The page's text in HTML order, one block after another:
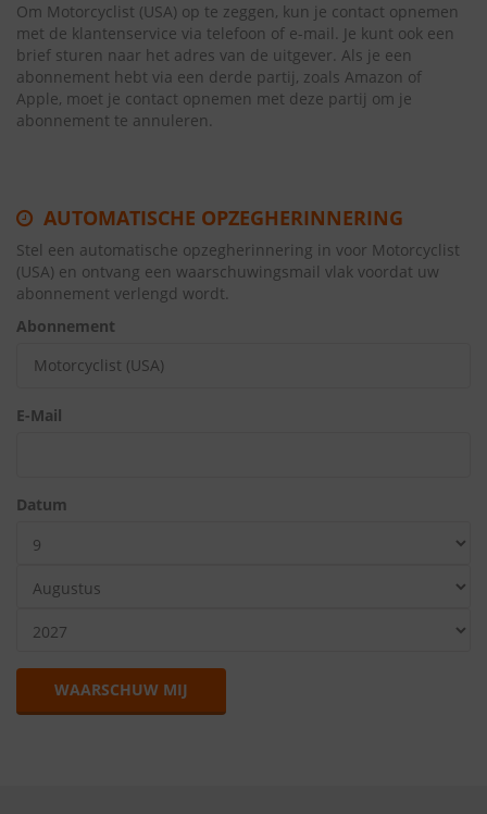
Om Motorcyclist (USA) op te zeggen, kun je contact opnemen
met de klantenservice via telefoon of e-mail. Je kunt ook een
brief sturen naar het adres van de uitgever. Als je een
abonnement hebt via een derde partij, zoals Amazon of
Apple, moet je contact opnemen met deze partij om je
abonnement te annuleren.
AUTOMATISCHE OPZEGHERINNERING
Stel een automatische opzegherinnering in voor Motorcyclist
(USA) en ontvang een waarschuwingsmail vlak voordat uw
abonnement verlengd wordt.
Abonnement
E-Mail
Datum
WAARSCHUW MIJ